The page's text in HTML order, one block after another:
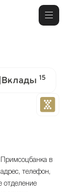
Вклады 15
в
телефон,
отделение